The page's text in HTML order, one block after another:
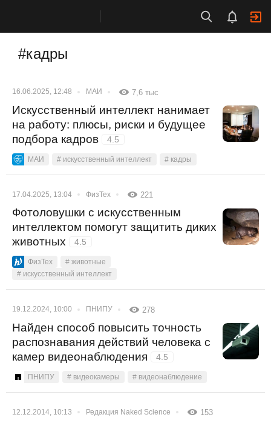
#кадры
16.06.2025, 12:48 МАИ 7,6 тыс
Искусственный интеллект нанимает
на работу: плюсы, риски и будущее
подбора кадров
4.5
МАИ # искусственный интеллект # кадры
17.04.2025, 13:04 ФизТех 221
Фотоловушки с искусственным
интеллектом помогут защитить диких
животных
4.5
ФизТех
# животные
# искусственный интеллект
19.12.2024, 10:00 ПНИПУ 278
Найден способ повысить точность
распознавания действий человека с
камер видеонаблюдения
4.5
ПНИПУ # видеокамеры # видеонаблюдение
12.12.2014, 10:13 Редакция Naked Science 153